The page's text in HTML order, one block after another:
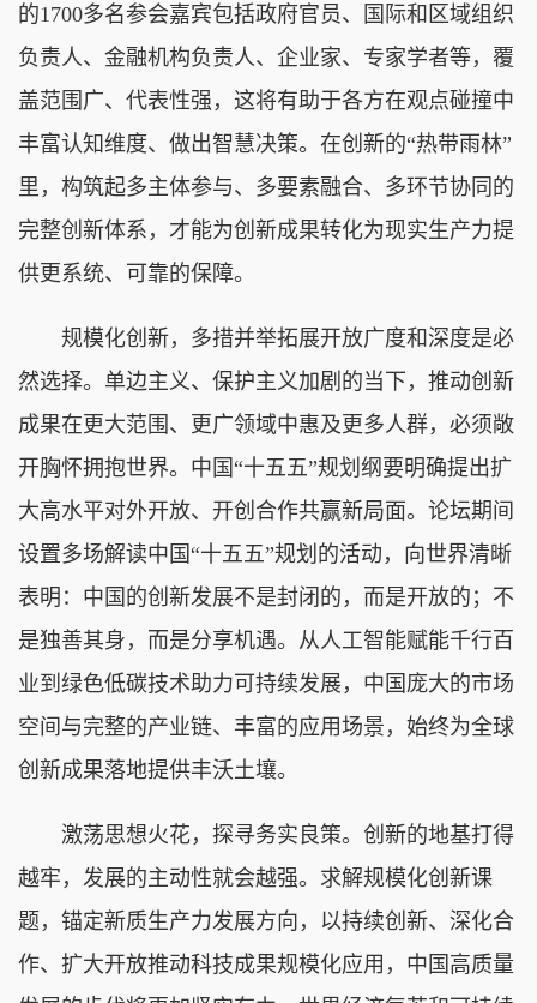
的1700多名参会嘉宾包括政府官员、国际和区域组织
负责人、金融机构负责人、企业家、专家学者等，覆
盖范围广、代表性强，这将有助于各方在观点碰撞中
丰富认知维度、做出智慧决策。在创新的“热带雨林”
里，构筑起多主体参与、多要素融合、多环节协同的
完整创新体系，才能为创新成果转化为现实生产力提
供更系统、可靠的保障。
规模化创新，多措并举拓展开放广度和深度是必
然选择。单边主义、保护主义加剧的当下，推动创新
成果在更大范围、更广领域中惠及更多人群，必须敞
开胸怀拥抱世界。中国“十五五”规划纲要明确提出扩
大高水平对外开放、开创合作共赢新局面。论坛期间
设置多场解读中国“十五五”规划的活动，向世界清晰
表明：中国的创新发展不是封闭的，而是开放的；不
是独善其身，而是分享机遇。从人工智能赋能千行百
业到绿色低碳技术助力可持续发展，中国庞大的市场
空间与完整的产业链、丰富的应用场景，始终为全球
创新成果落地提供丰沃土壤。
激荡思想火花，探寻务实良策。创新的地基打得
越牢，发展的主动性就会越强。求解规模化创新课
题，锚定新质生产力发展方向，以持续创新、深化合
作、扩大开放推动科技成果规模化应用，中国高质量